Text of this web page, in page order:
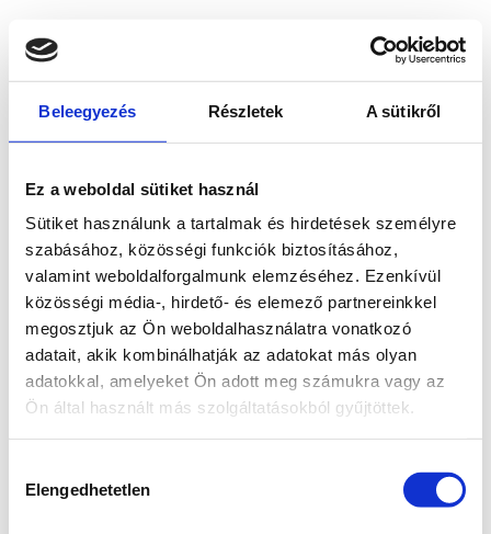
Beleegyezés Részletek A sütikről
Ez a weboldal sütiket használ
Sütiket használunk a tartalmak és hirdetések személyre
szabásához, közösségi funkciók biztosításához,
valamint weboldalforgalmunk elemzéséhez. Ezenkívül
közösségi média-, hirdető- és elemező partnereinkkel
megosztjuk az Ön weboldalhasználatra vonatkozó
adatait, akik kombinálhatják az adatokat más olyan
adatokkal, amelyeket Ön adott meg számukra vagy az
Ön által használt más szolgáltatásokból gyűjtöttek.
kiválasztása
Elengedhetetlen
loadingwww.bicapp.hu
(see the browser console for more